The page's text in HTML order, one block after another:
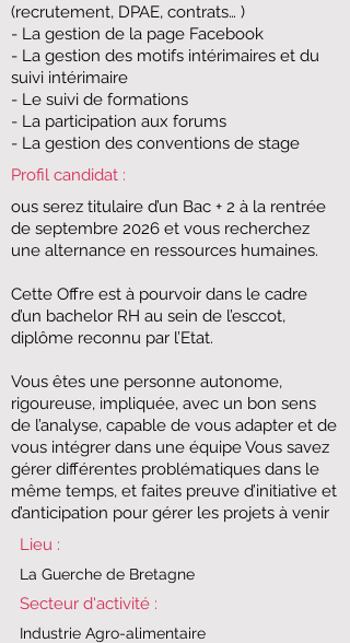
(recrutement, DPAE, contrats… )
- La gestion de la page Facebook
- La gestion des motifs intérimaires et du
suivi intérimaire
- Le suivi de formations
- La participation aux forums
- La gestion des conventions de stage
Profil candidat :
ous serez titulaire d’un Bac + 2 à la rentrée
de septembre 2026 et vous recherchez
une alternance en ressources humaines.
​Cette Offre est à pourvoir dans le cadre
d’un bachelor RH au sein de l’esccot,
diplôme reconnu par l’Etat.
​Vous êtes une personne autonome,
rigoureuse, impliquée, avec un bon sens
de l’analyse, capable de vous adapter et de
vous intégrer dans une équipe Vous savez
gérer différentes problématiques dans le
même temps, et faites preuve d’initiative et
d’anticipation pour gérer les projets à venir
Lieu :
​​La Guerche de Bretagne​
Secteur d'activité :
​​Industrie Agro-alimentaire​